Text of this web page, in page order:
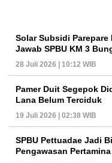
Solar Subsidi
Jawab SPBU KM 3
28 Juli 2026 | 10:12 WIB
Pamer Duit Segepok
Lana Belum Terciduk
19 Juli 2026 | 02:38 WIB
SPBU Pettuadae Jadi
Pengawasan